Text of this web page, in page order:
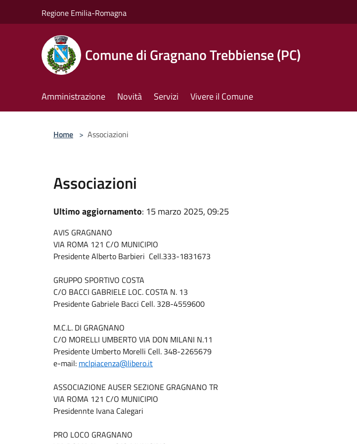
Regione Emilia-Romagna
Comune di Gragnano Trebbiense (PC)
Amministrazione Novità Servizi Vivere il Comune
Home > Associazioni
Associazioni
Ultimo aggiornamento: 15 marzo 2025, 09:25
AVIS GRAGNANO
VIA ROMA 121 C/O MUNICIPIO
Presidente Alberto Barbieri Cell.333-1831673
GRUPPO SPORTIVO COSTA
C/O BACCI GABRIELE LOC. COSTA N. 13
Presidente Gabriele Bacci Cell. 328-4559600
M.C.L. DI GRAGNANO
C/O MORELLI UMBERTO VIA DON MILANI N.11
Presidente Umberto Morelli Cell. 348-2265679
e-mail: mclpiacenza@libero.it
ASSOCIAZIONE AUSER SEZIONE GRAGNANO TR
VIA ROMA 121 C/O MUNICIPIO
Presidennte Ivana Calegari
PRO LOCO GRAGNANO